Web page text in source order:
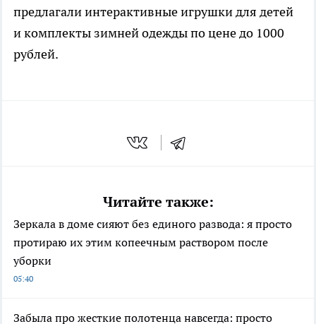
предлагали интерактивные игрушки для детей
и комплекты зимней одежды по цене до 1000
рублей.
Читайте также:
Зеркала в доме сияют без единого развода: я просто
протираю их этим копеечным раствором после
уборки
05:40
Забыла про жесткие полотенца навсегда: просто